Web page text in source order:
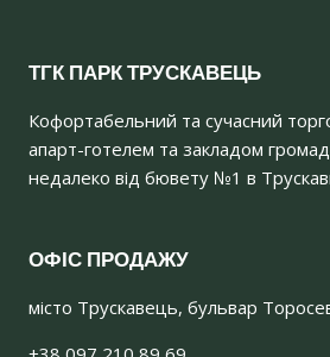
ТГК ПАРК ТРУСКАВЕЦЬ
Кофортабельний та сучасний
апарт-готелем та закладом
недалеко від бювету №1 в
ОФІС ПРОДАЖУ
місто Трускавець, бульвар